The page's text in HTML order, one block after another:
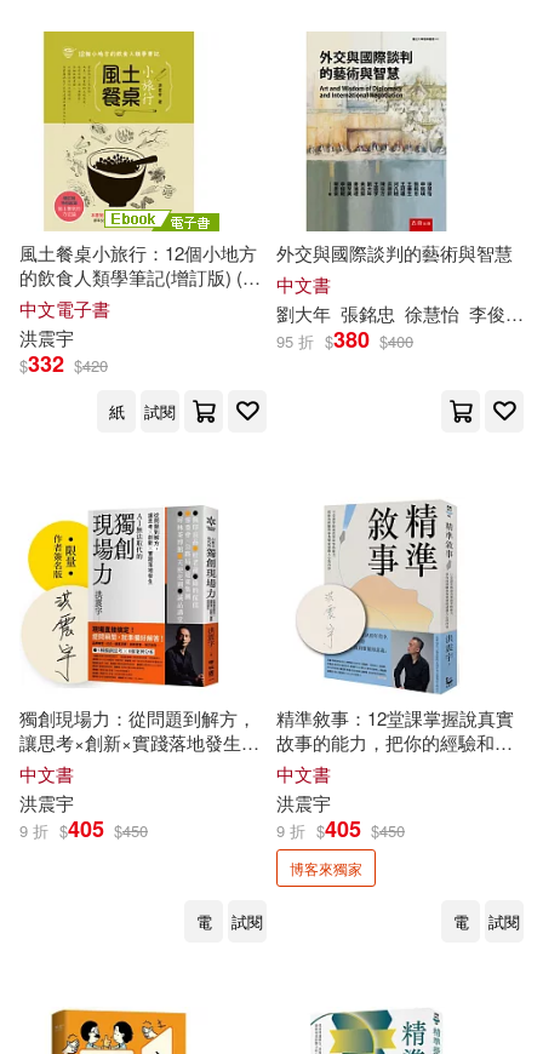
風土餐桌小旅行：12個小地方
的飲食人類學筆記(增訂版) (電
子書)
中文電子書
洪震宇
$332 $420
紙
試閱
外交與國際談判的藝術與智慧
中文書
劉大年 張銘忠 徐慧怡 李俊毅
95 折 $380 $400
獨創現場力：從問題到解方，
讓思考×創新×實踐落地發生
【限量簽名版】
中文書
洪震宇
9 折 $405 $450
電 試閱
精準敘事：12堂課掌握說真實
故事的能力，把你的經驗和專
業變成感動人心的內容【獨家
親簽版】
中文書
洪震宇
9 折 $405 $450
博客來獨家
電 試閱